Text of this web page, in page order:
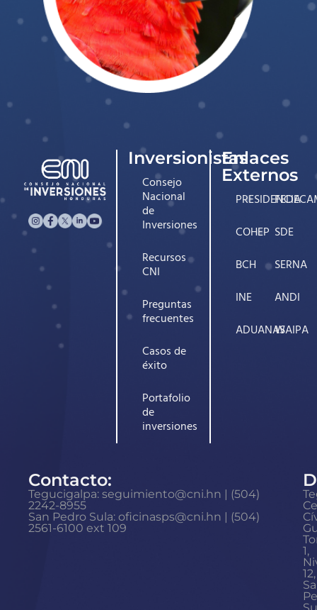
Inversionistas
Consejo
Nacional
de
Inversiones
Recursos
CNI
Preguntas
frecuentes
Casos de
éxito
Portafolio
de
inversiones
Enlaces
Externos
PRESIDENCIA
COHEP
BCH
INE
ADUANAS
SDE
SERNA
ANDI
WAIPA
Contacto:
Tegucigalpa: seguimiento@cni.hn | (504)
2242-8955
San Pedro Sula: oficinasps@cni.hn | (504)
2561-6100 ext 109
1,
12,